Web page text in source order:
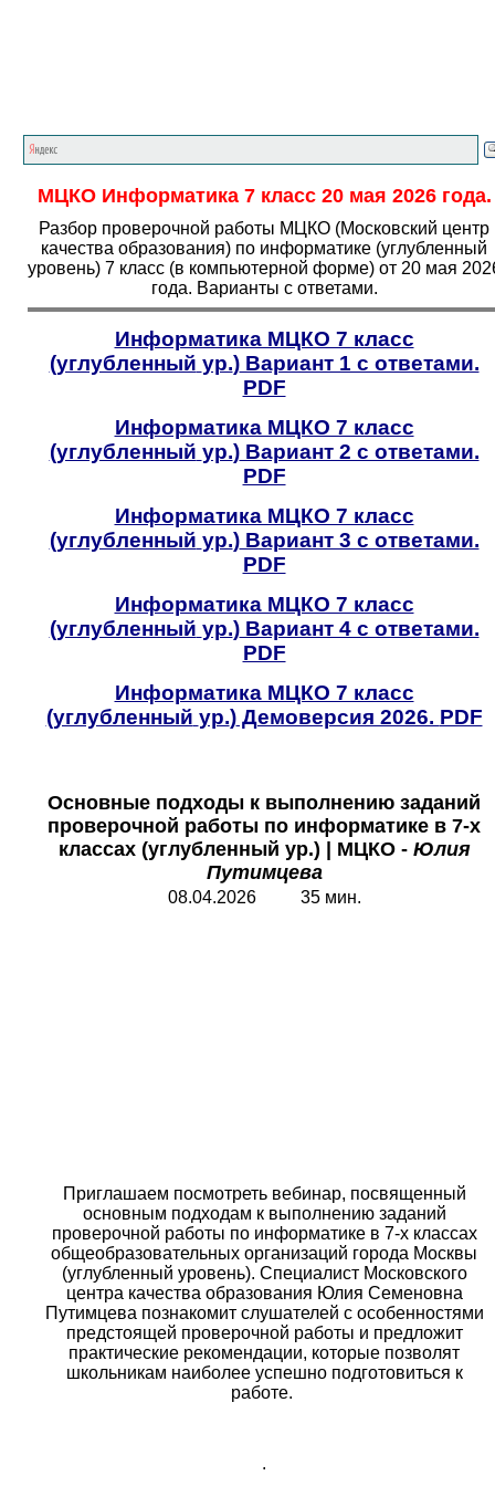
МЦКО Информатика 7 класс 20 мая 2026 года.
Разбор проверочной работы МЦКО (Московский центр
качества образования) по информатике (углубленный
уровень) 7 класс (в компьютерной форме) от 20 мая
года. Варианты с ответами.
Информатика МЦКО 7 класс
(углубленный ур.)Вариант 1 с ответами.
PDF
Информатика МЦКО 7 класс
(углубленный ур.)Вариант 2 с ответами.
PDF
Информатика МЦКО 7 класс
(углубленный ур.)Вариант 3 с ответами.
PDF
Информатика МЦКО 7 класс
(углубленный ур.)Вариант 4 с ответами.
PDF
Информатика МЦКО 7 класс
(углубленный ур.)Демоверсия 2026. PDF
Основные подходы к выполнению заданий
проверочной работы по информатике в 7-х
классах (углубленный ур.)
МЦКО - Юлия
Путимцева
08.04.2026 35 мин.
Приглашаем посмотреть вебинар, посвященный
основным подходам к выполнению заданий
проверочной работы по информатике в 7-х классах
общеобразовательных организаций города Москвы
(углубленный уровень). Специалист Московского
центра качества образования Юлия Семеновна
Путимцева познакомит слушателей с особенностями
предстоящей проверочной работы и предложит
практические рекомендации, которые позволят
школьникам наиболее успешно подготовиться к
работе.
.